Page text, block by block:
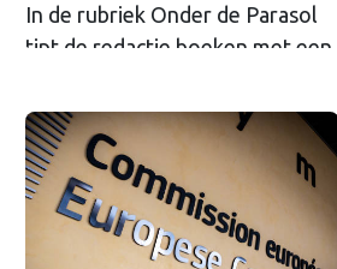
In de rubriek Onder de Parasol
tipt de redactie boeken met een
keuze van de redactie, maar een
gastbijdrage van voormalig
Europarlementariër Sophie in ’t
Veld. Zij las 'A Death in Malta'
van Paul Caruana Galizia en